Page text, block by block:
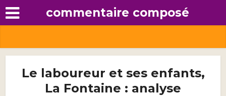
commentaire composé
Le laboureur et ses enfants,
La Fontaine : analyse